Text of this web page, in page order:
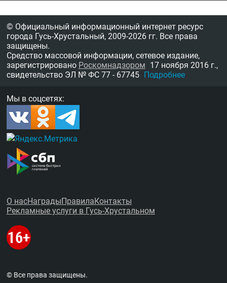
© Официальный информационный интернет ресурс
города Гусь-Хрустальный, 2009-2026 гг. Все права
защищены.
Средство массовой информации, сетевое издание,
зарегистрировано Роскомнадзором 17 ноября 2016 г.,
свидетельство ЭЛ № ФС 77 - 67745 Подробнее
Мы в соцсетях:
О насНаградыПравилаКонтакты
Рекламные услуги в Гусь-Хрустальном
© Все права защищены.